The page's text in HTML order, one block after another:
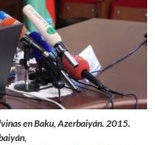
en Baku, Azerbaiyán. 2015.